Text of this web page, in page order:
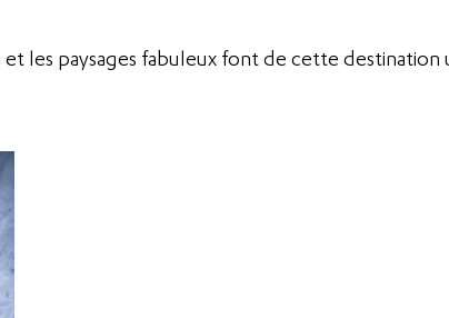
les paysages fabuleux font de cette